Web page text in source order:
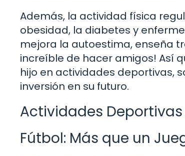
Además, la actividad física
obesidad, la diabetes y
mejora la autoestima, enseña
increíble de hacer amigos! Así
hijo en actividades deportivas,
inversión en su futuro.
Actividades
Fútbol: Más que un